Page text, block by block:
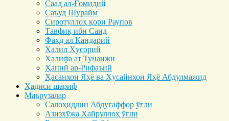
Саад ал-Ғомидий
Саъуд Шурайм
Сиротуллоҳ қори Раупов
Тавфиқ ибн Саид
Фаҳд ал Кандарий
Халил Ҳусорий
Халифа ат Тунаижи
Ҳаний ар-Рифаъий
Ҳасанхон Яҳё ва Ҳусайнхон Яҳё Абдулмажид
Ҳадиси шариф
Маърузалар
Салоҳиддин Абдуғаффор ўғли
Азизхўжа Хайруллоҳ ўғли